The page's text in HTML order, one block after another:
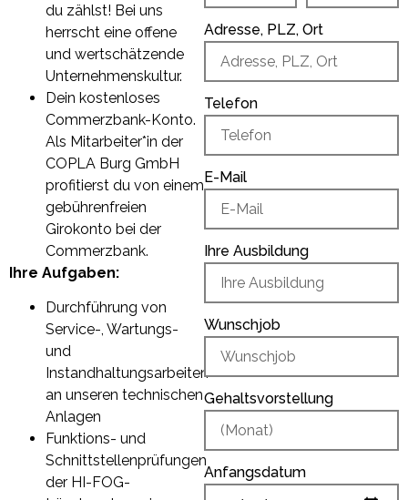
du zählst! Bei uns
herrscht eine offene
und wertschätzende
Unternehmenskultur.
Dein kostenloses
Commerzbank-Konto.
Als Mitarbeiter*in der
COPLA Burg GmbH
profitierst du von einem
gebührenfreien
Girokonto bei der
Commerzbank.
Ihre Aufgaben:
Durchführung von
Service-, Wartungs-
und
Instandhaltungsarbeiten
an unseren technischen
Anlagen
Funktions- und
Schnittstellenprüfungen
der HI-FOG-
Adresse, PLZ, Ort
Telefon
E-Mail
Ihre Ausbildung
Wunschjob
Gehaltsvorstellung
Anfangsdatum